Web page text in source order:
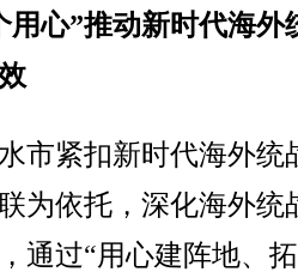
心”推动新时代海外
紧扣新时代海外统
为依托，深化海外统
通过“用心建阵地、